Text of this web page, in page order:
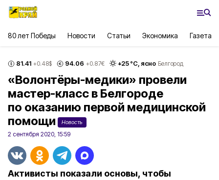
80 лет Победы Новости Статьи Экономика Газета
81.41 +0.48$ 94.06 +0.87€ +25°С, ясно Белгород
«Волонтёры-медики» провели
мастер-класс в Белгороде
по оказанию первой медицинской
помощи
Новость
2 сентября 2020, 15:59
Активисты показали основы, чтобы